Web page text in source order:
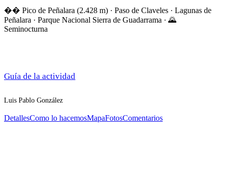
�� Pico de Peñalara (2.428 m) · Paso de Claveles · Lagunas de
Peñalara · Parque Nacional Sierra de Guadarrama · 🌄
Seminocturna
Guía de la actividad
Luis Pablo González
DetallesComo lo hacemosMapaFotosComentarios